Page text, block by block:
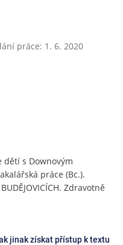
práce: 1. 6. 2020
dětí s Downovým
práce (Bc.).
BUDĚJOVICÍCH. Zdravotně
jinak získat přístup k textu